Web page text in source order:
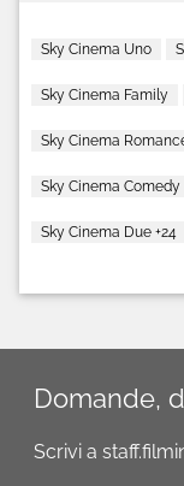
Sky Cinema Uno
Sky Cinema Family
Sky Cinema
Sky Cinema Comedy
Sky Cinema Due +24
Domande,
Scrivi a